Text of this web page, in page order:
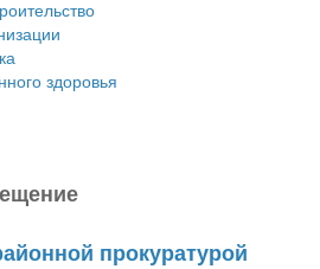
здоровья
прокуратурой